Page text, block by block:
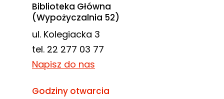
Biblioteka Główna
(Wypożyczalnia 52)
ul. Kolegiacka 3
tel. 22 277 03 77
Napisz do nas
Godziny otwarcia